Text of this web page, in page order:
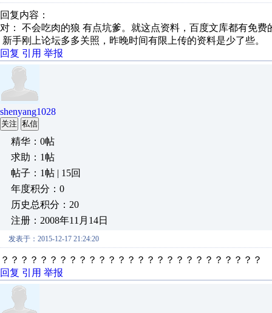
回复内容：
对： 不会吃肉的狼 有点坑爹。就这点资料，百度文库都有免费
新手刚上论坛多多关照，昨晚时间有限上传的资料是少了些。
回复 引用 举报
shenyang1028
关注 私信
精华：0帖
求助：1帖
帖子：1帖 | 15回
年度积分：0
历史总积分：20
注册：2008年11月14日
发表于：2015-12-17 21:24:20
？？？？？？？？？？？？？？？？？？？？？？？？？？？
回复 引用 举报